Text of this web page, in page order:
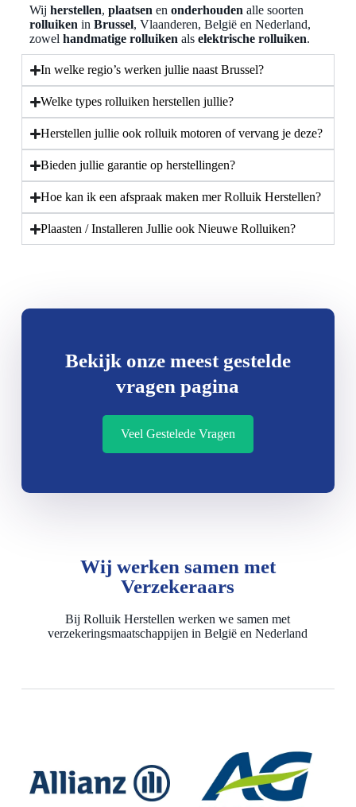
Wij herstellen, plaatsen en onderhouden alle soorten
rolluiken in Brussel, Vlaanderen, België en Nederland,
zowel handmatige rolluiken als elektrische rolluiken.
In welke regio’s werken jullie naast Brussel?
Welke types rolluiken herstellen jullie?
Herstellen jullie ook rolluik motoren of vervang je deze?
Bieden jullie garantie op herstellingen?
Hoe kan ik een afspraak maken mer Rolluik Herstellen?
Plaasten / Installeren Jullie ook Nieuwe Rolluiken?
Bekijk onze meest gestelde
vragen pagina
Veel Gestelede Vragen
Wij werken samen met
Verzekeraars
Bij Rolluik Herstellen werken we samen met
verzekeringsmaatschappijen in België en Nederland